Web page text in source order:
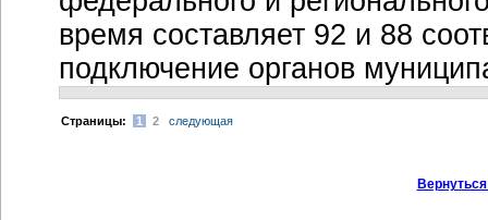
время составляет 92 и 88
подключение органов
Cтраницы: 1 2 следующая